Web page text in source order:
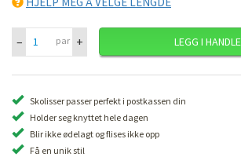
– par + LEGG I
Skolisser passer perfekt i postkassen din
Holder seg knyttet hele dagen
Blir ikke ødelagt og flises ikke opp
Få en unik stil